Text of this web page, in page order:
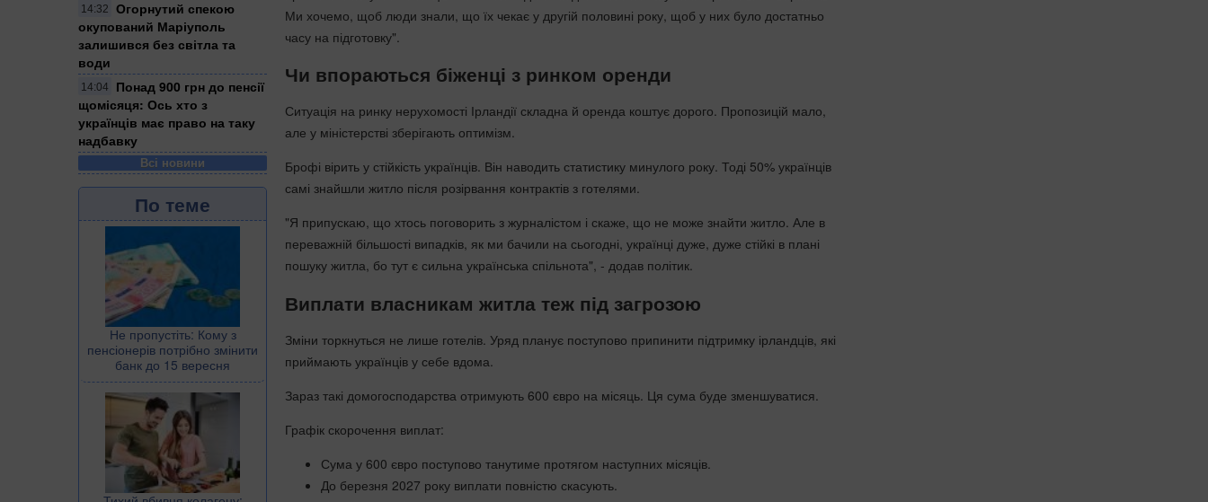
14:32
Огорнутий спекою
окупований Маріуполь
залишився без світла та
води
14:04
Понад 900 грн до пенсії
щомісяця: Ось хто з
українців має право на таку
надбавку
Всі новини
По теме
Не пропустіть: Кому з
пенсіонерів потрібно змінити
банк до 15 вересня
Ми хочемо, щоб люди знали, що їх чекає у другій половині року, щоб у них було достатньо
часу на підготовку".
Чи впораються біженці з ринком оренди
Ситуація на ринку нерухомості Ірландії складна й оренда коштує дорого. Пропозицій мало,
але у міністерстві зберігають оптимізм.
Брофі вірить у стійкість українців. Він наводить статистику минулого року. Тоді 50% українців
самі знайшли житло після розірвання контрактів з готелями.
"Я припускаю, що хтось поговорить з журналістом і скаже, що не може знайти житло. Але в
переважній більшості випадків, як ми бачили на сьогодні, українці дуже, дуже стійкі в плані
пошуку житла, бо тут є сильна українська спільнота", - додав політик.
Виплати власникам житла теж під загрозою
Зміни торкнуться не лише готелів. Уряд планує поступово припинити підтримку ірландців, які
приймають українців у себе вдома.
Зараз такі домогосподарства отримують 600 євро на місяць. Ця сума буде зменшуватися.
Графік скорочення виплат:
Сума у 600 євро поступово танутиме протягом наступних місяців.
До березня 2027 року виплати повністю скасують.